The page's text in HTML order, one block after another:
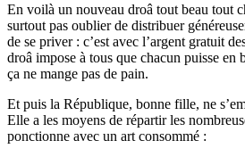
En voilà un nouveau droâ tout beau tout
surtout pas oublier de distribuer
de se priver : c’est avec l’argent gratuit
droâ impose à tous que chacun puisse en
ça ne mange pas de pain.
Et puis la République, bonne fille, ne
Elle a les moyens de répartir les
ponctionne avec un art consommé :